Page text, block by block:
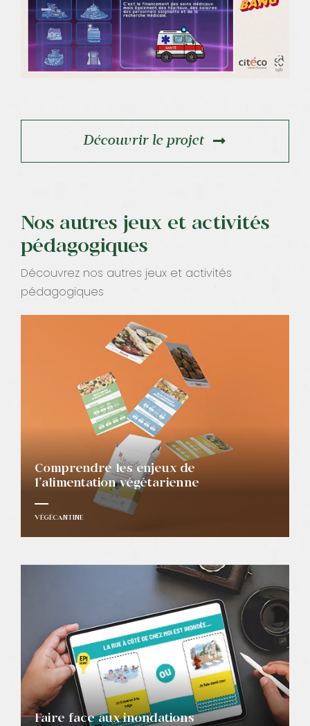
Découvrir le projet
Nos autres jeux et activités
pédagogiques
Découvrez nos autres jeux et activités
pédagogiques
Comprendre les enjeux de
l’alimentation végétarienne
VÉGÉCANTINE
Faire face aux inondations